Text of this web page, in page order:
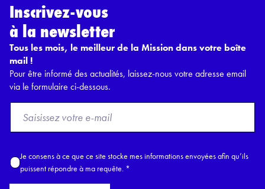
Inscrivez-vous
à la newsletter
Tous les mois, le meilleur de la Mission dans votre boîte
mail !
Pour être informé des actualités, laissez-nous votre adresse email
via le formulaire ci-dessous.
o
E
a
A
c
c
Je consens à ce que ce site stocke mes informations envoyées afin qu’ils
puissent répondre à ma requête. *